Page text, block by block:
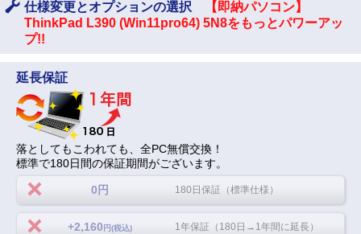
仕様変更とオプションの選択
【即納パソコン】
ThinkPad L390 (Win11pro64) 5N8をもっとパワーアッ
プ!!
延長保証
落としてもこわれても、全PC無償交換！
標準で180日間の保証期間がございます。
0円 180日保証（標準仕様）
+2,160 円(税込) 1年保証（180日→1年間に延長）